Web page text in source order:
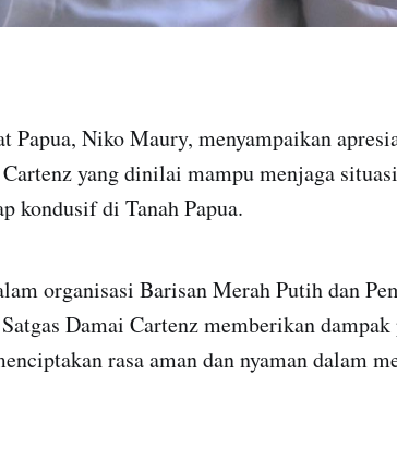
Papua, Niko Maury, menyampaikan
yang dinilai mampu menjaga
kondusif di Tanah Papua.
organisasi Barisan Merah Putih dan
Damai Cartenz memberikan
rasa aman dan nyaman dalam